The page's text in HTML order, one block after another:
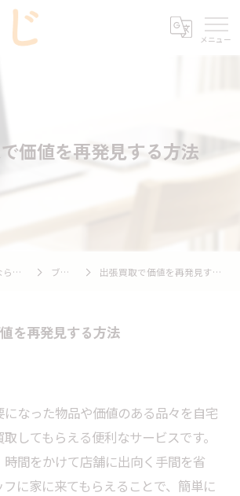
価値を再発見する方法
東京の出張買取ならもみじ ブログ 出張買取で価値を再発見する方法
を再発見する方法
になった物品や価値のある品々を自宅
してもらえる便利なサービスです。
間をかけて店舗に出向く手間を省
に家に来てもらえることで、簡単に